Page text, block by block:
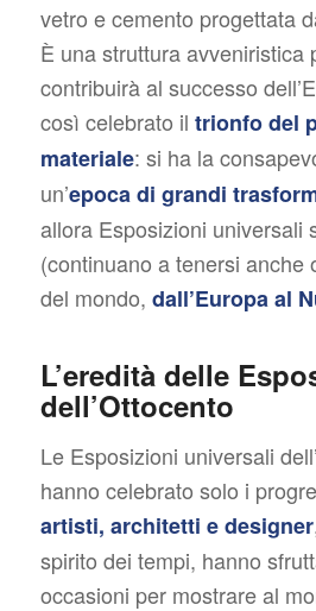
vetro e cemento progettata
È una struttura avveniristica
contribuirà al successo
così celebrato il trionfo del
materiale: si ha la
un’epoca di grandi
allora Esposizioni universali
(continuano a tenersi anche
del mondo, dall’Europa al
L’eredità delle
dell’Ottocento
Le Esposizioni universali
hanno celebrato solo i
artisti, architetti e designer
spirito dei tempi, hanno
occasioni per mostrare al